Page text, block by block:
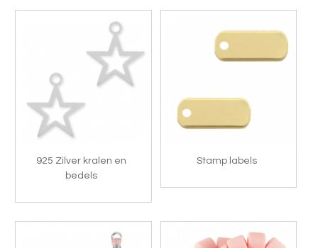
925 Zilver kralen en
bedels
Stamp labels